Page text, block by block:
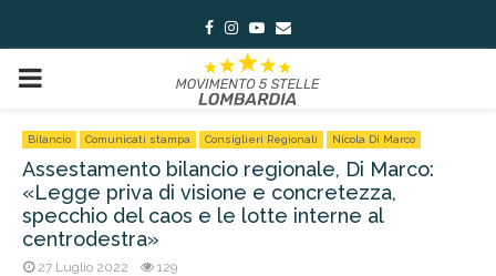
Facebook
Instagram
Youtube
Email
PRIMARY
MENU
Bilancio Comunicati stampa Consiglieri Regionali Nicola Di Marco
Assestamento bilancio regionale, Di Marco:
«Legge priva di visione e concretezza,
specchio del caos e le lotte interne al
centrodestra»
27 Luglio 2022 129